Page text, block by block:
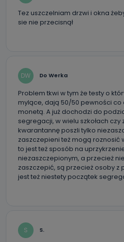
Tez uszczelniam drzwi i okna
sie nie przecisnął
DW Do Werka
Problem tkwi w tym że testy o
mylące, dają 50/50 pewności co
monetą. A już dochodzi do
segregacji, w wielu szkołach czy
kwarantannę poszli tylko
zaszczepieni też mogą roznosić
to jest też sposób na
niezaszczepionym, a przecież
zaszczepić, są przecież osoby z
jest też niestety początek
S S.